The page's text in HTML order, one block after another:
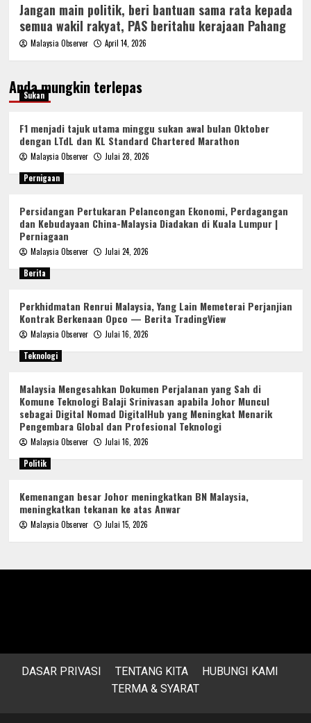
Jangan main politik, beri bantuan sama rata kepada
semua wakil rakyat, PAS beritahu kerajaan Pahang
Malaysia Observer April 14, 2026
Anda mungkin terlepas
Sukan
F1 menjadi tajuk utama minggu sukan awal bulan Oktober
dengan LTdL dan KL Standard Chartered Marathon
Malaysia Observer
Julai 28, 2026
Pernigaan
Persidangan Pertukaran Pelancongan Ekonomi, Perdagangan
dan Kebudayaan China-Malaysia Diadakan di Kuala Lumpur |
Perniagaan
Malaysia Observer
Julai 24, 2026
Berita
Perkhidmatan Renrui Malaysia, Yang Lain Memeterai Perjanjian
Kontrak Berkenaan Opco — Berita TradingView
Malaysia Observer
Julai 16, 2026
Teknologi
Malaysia Mengesahkan Dokumen Perjalanan yang Sah di
Komune Teknologi Balaji Srinivasan apabila Johor Muncul
sebagai Digital Nomad DigitalHub yang Meningkat Menarik
Pengembara Global dan Profesional Teknologi
Malaysia Observer
Julai 16, 2026
Politik
Kemenangan besar Johor meningkatkan BN Malaysia,
meningkatkan tekanan ke atas Anwar
Malaysia Observer Julai 15, 2026
DASAR PRIVASI TENTANG KITA
HUBUNGI KAMI
TERMA & SYARAT